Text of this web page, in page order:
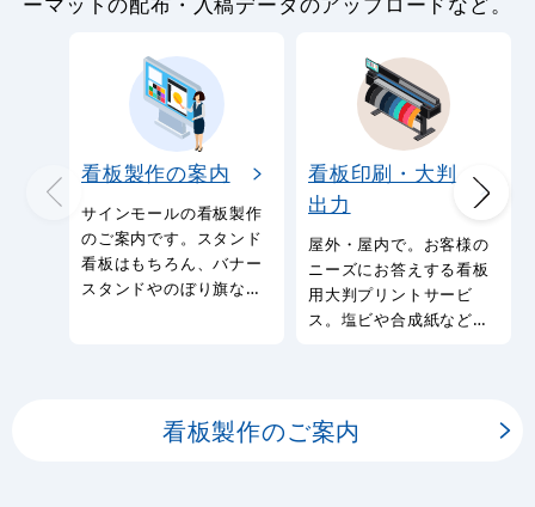
看板製作の案内
サインモールの看板製作
のご案内です。スタンド
看板はもちろん、バナー
スタンドやのぼり旗など
看板印刷・大判
出力
屋外・屋内で。お客様の
ニーズにお答えする看板
用大判プリントサービ
ス。塩ビや合成紙など看
看板製作のご案内